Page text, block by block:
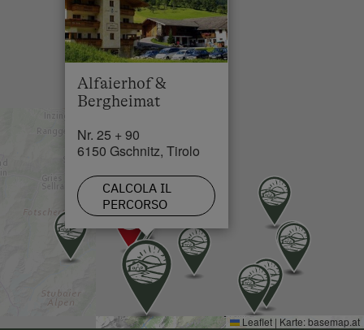
Skilift in 0 km
Pista da sci di fondo in 0 km
Taxi Pranger:
Auto:
Treno:
www.bahn.de
Alfaierhof &
Bergheimat
Nr. 25 + 90
6150 Gschnitz, Tirolo
CALCOLA IL
PERCORSO
Leaflet | Karte:basemap.at